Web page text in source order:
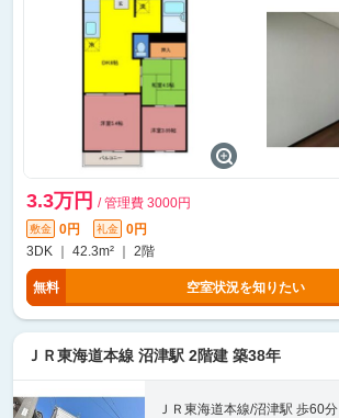
3.3万円 / 管理費 3000円
敷金 0円 礼金
0円
3DK ｜ 42.3m² ｜ 2階
無料 空室状況を知りたい
ＪＲ東海道本線 沼津駅 2階建 築38年
ＪＲ東海道本線/沼津駅 歩60分